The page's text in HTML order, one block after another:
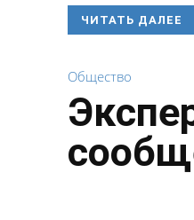
ЧИТАТЬ ДАЛЕЕ
Общество